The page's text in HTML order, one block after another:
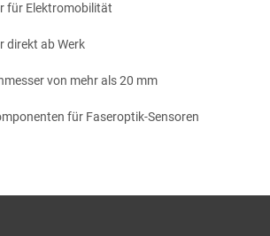
für Elektromobilität
direkt ab Werk
von mehr als 20 mm
für Faseroptik-Sensoren